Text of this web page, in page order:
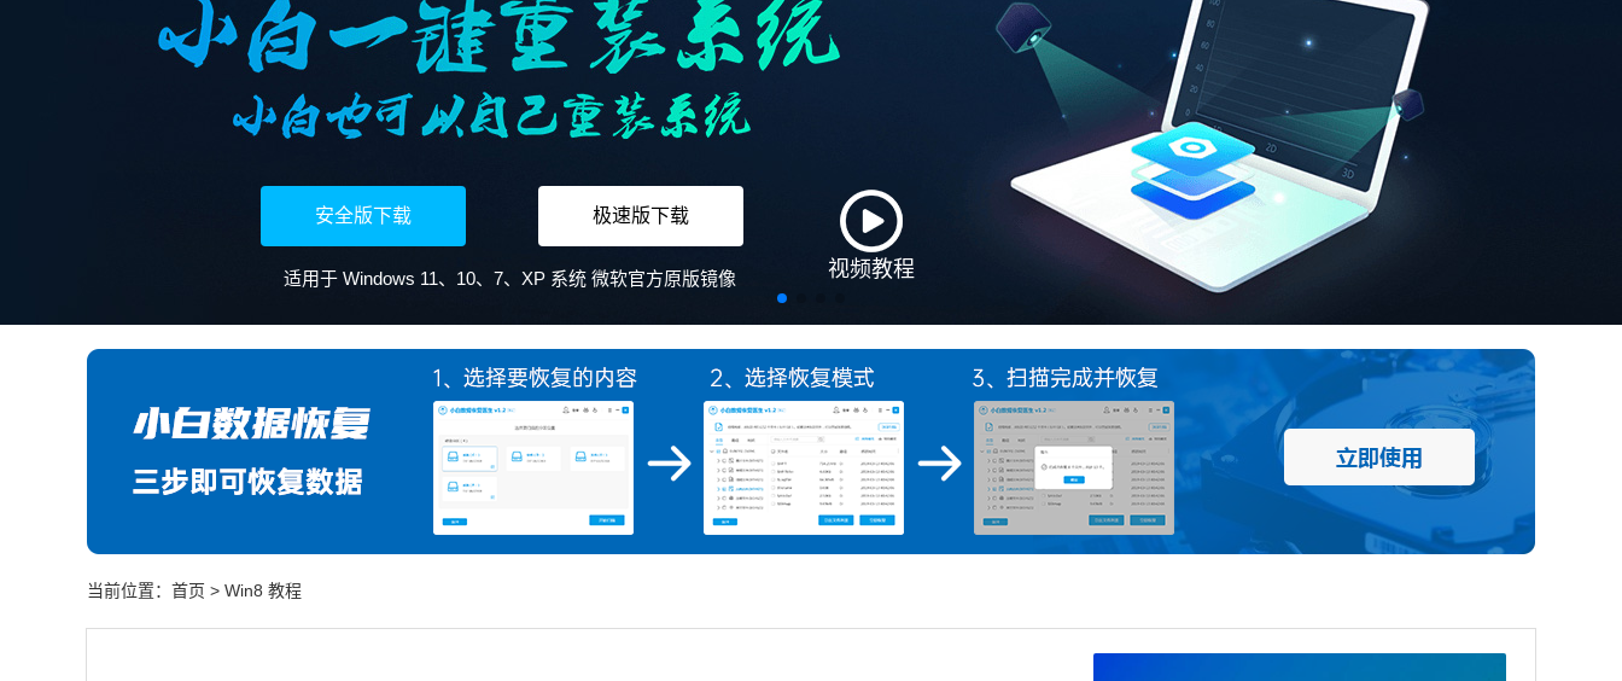
安全版下载 极速版下载
适用于 Windows 11、10、7、XP 系统 微软官方原版镜像 视频教程
当前位置： 首页 > Win8 教程